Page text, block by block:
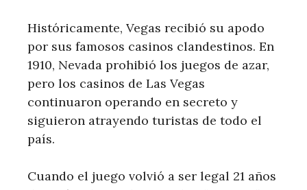
Históricamente, Vegas recibió su apodo
por sus famosos casinos clandestinos. En
1910, Nevada prohibió los juegos de azar,
pero los casinos de Las Vegas
continuaron operando en secreto y
siguieron atrayendo turistas de todo el
país.
Cuando el juego volvió a ser legal 21 años